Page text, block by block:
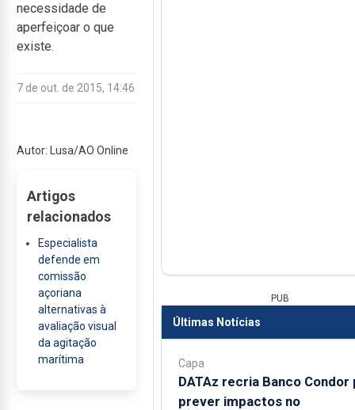
necessidade de
aperfeiçoar o que
existe.
7 de out. de 2015, 14:46
Autor: Lusa/AO Online
Artigos
relacionados
Especialista
defende em
comissão
açoriana
alternativas à
avaliação visual
da agitação
marítima
PUB
Últimas Notícias
Capa
DATAz recria Banco Condor
prever impactos no